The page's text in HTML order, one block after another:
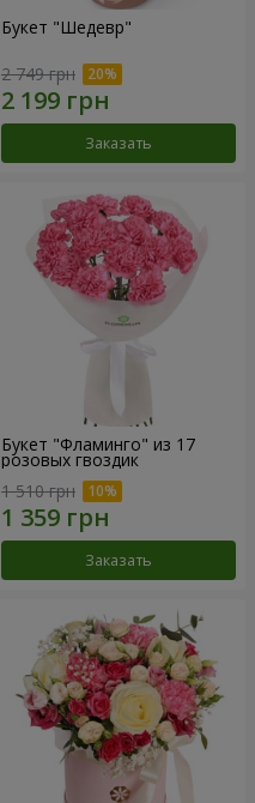
Букет "Шедевр"
2 749 грн
Заказать
Букет "Фламинго" из 17
розовых гвоздик
1 510 грн
Заказать